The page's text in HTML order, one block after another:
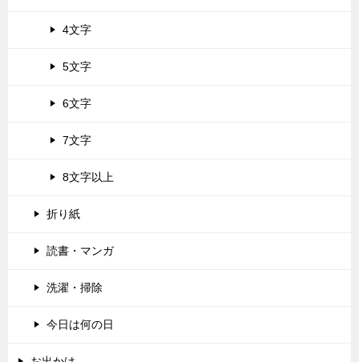
4文字
5文字
6文字
7文字
8文字以上
折り紙
読書・マンガ
洗濯・掃除
今日は何の日